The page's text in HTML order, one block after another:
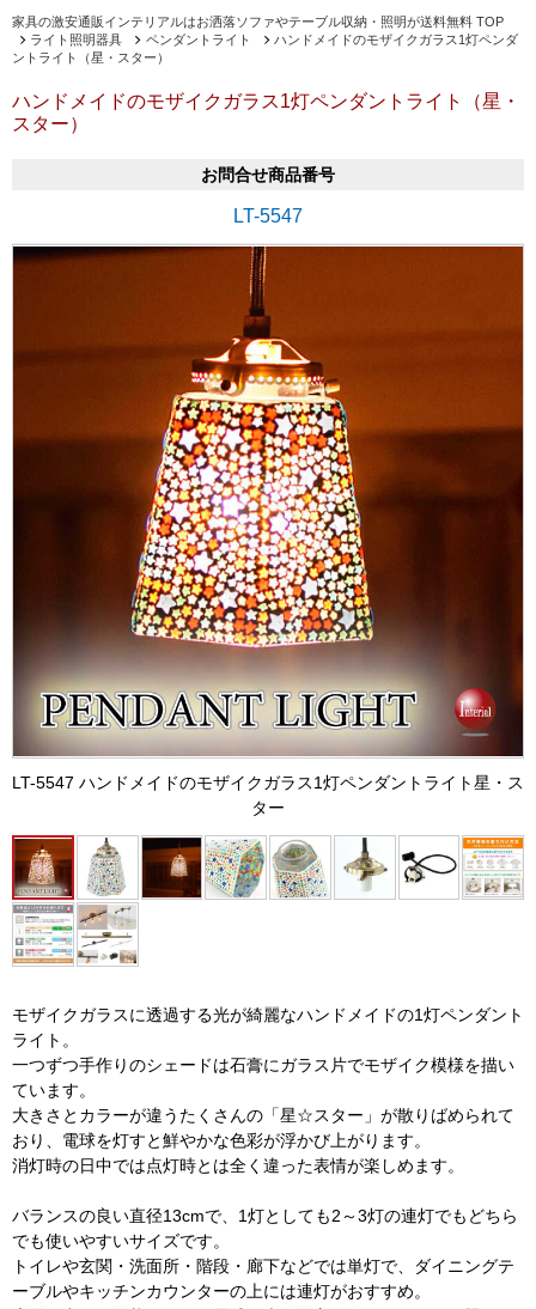
家具の激安通販インテリアルはお洒落ソファやテーブル収納・照明が送料無料 TOP
ライト照明器具
ペンダントライト
ハンドメイドのモザイクガラス1灯ペンダ
ントライト（星・スター）
ハンドメイドのモザイクガラス1灯ペンダントライト（星・
スター）
お問合せ商品番号
LT-5547
LT-5547 ハンドメイドのモザイクガラス1灯ペンダントライト星・ス
ター
モザイクガラスに透過する光が綺麗なハンドメイドの1灯ペンダント
ライト。
一つずつ手作りのシェードは石膏にガラス片でモザイク模様を描い
ています。
大きさとカラーが違うたくさんの「星☆スター」が散りばめられて
おり、電球を灯すと鮮やかな色彩が浮かび上がります。
消灯時の日中では点灯時とは全く違った表情が楽しめます。
バランスの良い直径13cmで、1灯としても2～3灯の連灯でもどちら
でも使いやすいサイズです。
トイレや玄関・洗面所・階段・廊下などでは単灯で、ダイニングテ
ーブルやキッチンカウンターの上には連灯がおすすめ。